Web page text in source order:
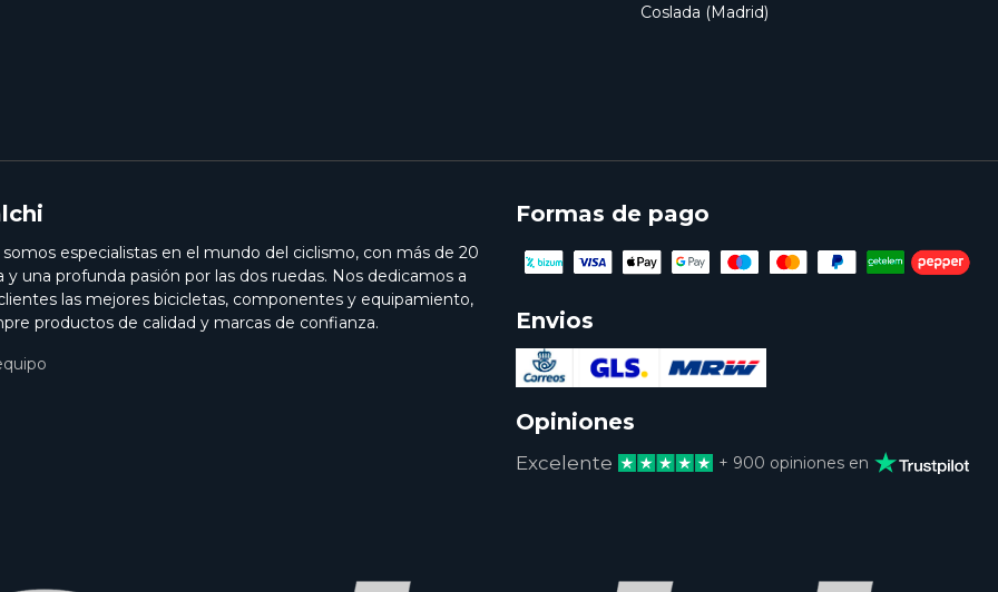
Coslada (Madrid)
somos especialistas en el mundo del ciclismo, con más de 20
y una profunda pasión por las dos ruedas. Nos dedicamos a
las mejores bicicletas, componentes y equipamiento,
productos de calidad y marcas de confianza.
Formas de pago
Envios
Opiniones
Excelente + 900 opiniones en